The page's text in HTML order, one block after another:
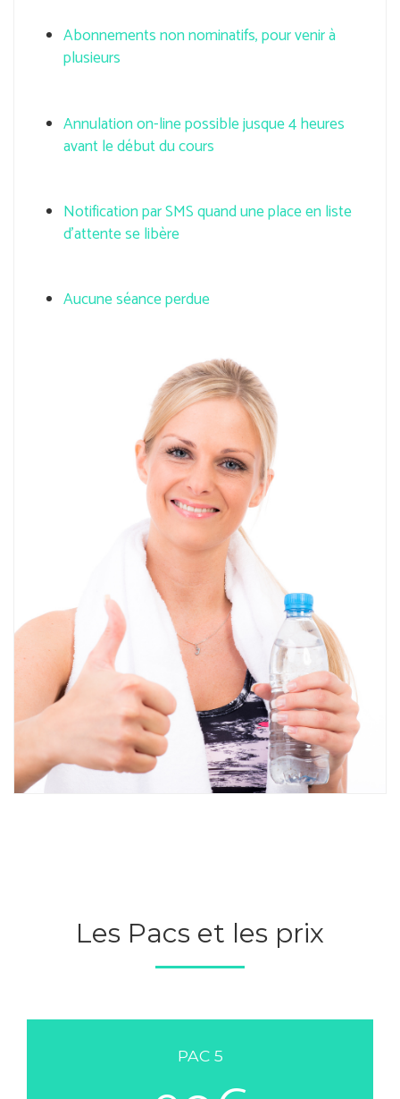
Abonnements non nominatifs, pour venir à
plusieurs
Annulation on-line possible jusque 4 heures
avant le début du cours
Notification par SMS quand une place en liste
d'attente se libère
Aucune séance perdue
Les Pacs et les prix
PAC 5